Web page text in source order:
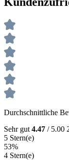
Durchschnittliche
Sehr gut 4.47 / 5.00
5 Stern(e)
53%
4 Stern(e)